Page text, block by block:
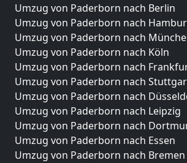
Umzug von Paderborn nach Berlin
Umzug von Paderborn nach
Umzug von Paderborn nach
Umzug von Paderborn nach Köln
Umzug von Paderborn nach
Umzug von Paderborn nach
Umzug von Paderborn nach
Umzug von Paderborn nach Leipzig
Umzug von Paderborn nach
Umzug von Paderborn nach Essen
Umzug von Paderborn nach Bremen